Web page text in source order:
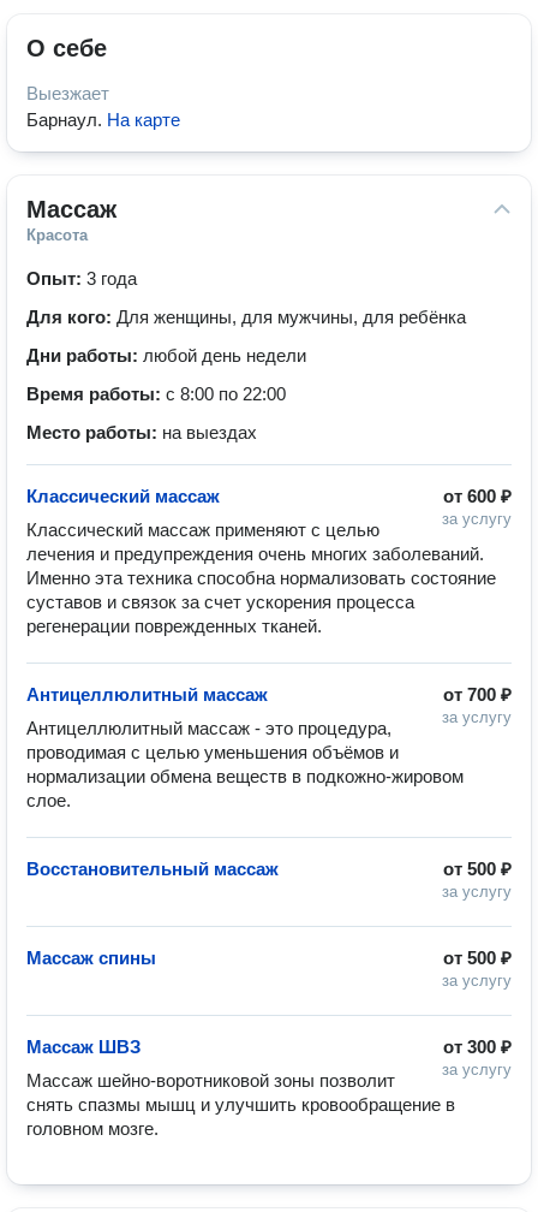
О себе
Выезжает
Барнаул. На карте
Массаж
Красота
Опыт: 3 года
Для кого: Для женщины, для мужчины, для ребёнка
Дни работы: любой день недели
Время работы: с 8:00 по 22:00
Место работы: на выездах
от 600 ₽
за услугу
Классический массаж
Классический массаж применяют с целью
лечения и предупреждения очень многих заболеваний.
Именно эта техника способна нормализовать состояние
суставов и связок за счет ускорения процесса
регенерации поврежденных тканей.
от 700 ₽
за услугу
Антицеллюлитный массаж
Антицеллюлитный массаж - это процедура,
проводимая с целью уменьшения объёмов и
нормализации обмена веществ в подкожно-жировом
слое.
от 500 ₽
за услугу
Восстановительный массаж
от 500 ₽
за услугу
Массаж спины
от 300 ₽
за услугу
Массаж ШВЗ
Массаж шейно-воротниковой зоны позволит
снять спазмы мышц и улучшить кровообращение в
головном мозге.